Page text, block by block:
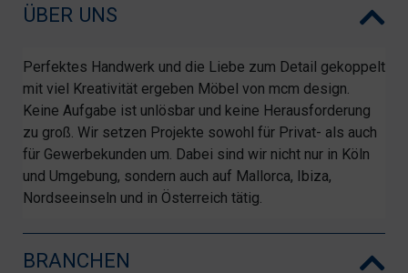
ÜBER UNS
Perfektes Handwerk und die Liebe zum Detail gekoppelt
mit viel Kreativität ergeben Möbel von mcm design.
Keine Aufgabe ist unlösbar und keine Herausforderung
zu groß. Wir setzen Projekte sowohl für Privat- als auch
für Gewerbekunden um. Dabei sind wir nicht nur in Köln
und Umgebung, sondern auch auf Mallorca, Ibiza,
Nordseeinseln und in Österreich tätig.
BRANCHEN